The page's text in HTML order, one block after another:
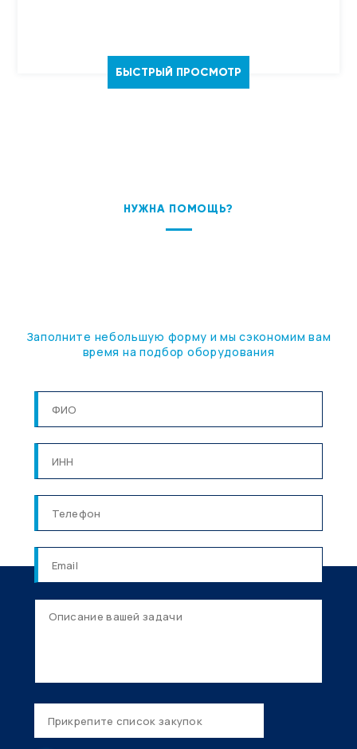
БЫСТРЫЙ ПРОСМОТР
НУЖНА ПОМОЩЬ?
Заполните небольшую форму и мы сэкономим вам
время на подбор оборудования